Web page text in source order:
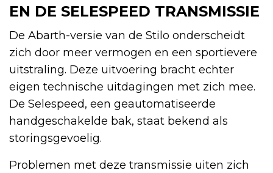
EN DE SELESPEED TRANSMISSIE
De Abarth-versie van de Stilo onderscheidt
zich door meer vermogen en een sportievere
uitstraling. Deze uitvoering bracht echter
eigen technische uitdagingen met zich mee.
De Selespeed, een geautomatiseerde
handgeschakelde bak, staat bekend als
storingsgevoelig.
Problemen met deze transmissie uiten zich